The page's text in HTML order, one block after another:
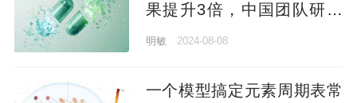
果提升3倍，中国团队研究
登Nature子刊
明敏 2024-08-08
一个模型搞定元素周期表常